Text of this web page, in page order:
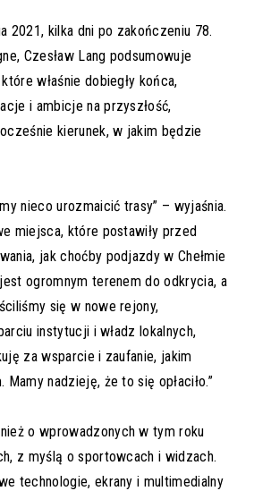
2021, kilka dni po zakończeniu 78.
Czesław Lang podsumowuje
właśnie dobiegły końca,
i ambicje na przyszłość,
kierunek, w jakim będzie
nieco urozmaicić trasy” – wyjaśnia.
miejsca, które postawiły przed
jak choćby podjazdy w Chełmie
ogromnym terenem do odkrycia, a
się w nowe rejony,
instytucji i władz lokalnych,
za wsparcie i zaufanie, jakim
Mamy nadzieję, że to się opłaciło.”
o wprowadzonych w tym roku
z myślą o sportowcach i widzach.
technologie, ekrany i multimedialny